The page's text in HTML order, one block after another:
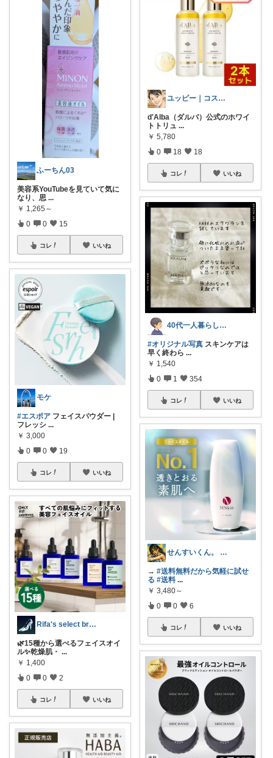
ふーちん03
美容系YouTubeを見ていて気に
なり、思 ...
￥ 1,265～
0 0 15
コレ いいね
モケ
#エスポア フェイスパウダー |
フレッシ ...
￥ 3,000
0 0 19
コレ いいね
Rifa's select branch
🌿15種から選べるフェイスオイ
ル✨乾燥肌・ ...
￥ 1,400
0 0 2
コレ いいね
ユッピー｜コスメと子育てROOM
d'Alba（ダルバ）公式のホワイ
トトリュ ...
￥ 5,780
0 18 18
コレ いいね
40代一人暮らし＊シンプルで幸せな暮らし
#オリジナル写真 スキンケアは
早く終わら ...
￥ 1,540
0 1 354
コレ いいね
せんすいくん。 ＼情報の海へダイブ／
→ #送料無料だから気軽に試せ
る #送料 ...
￥ 3,480～
0 0 6
コレ いいね